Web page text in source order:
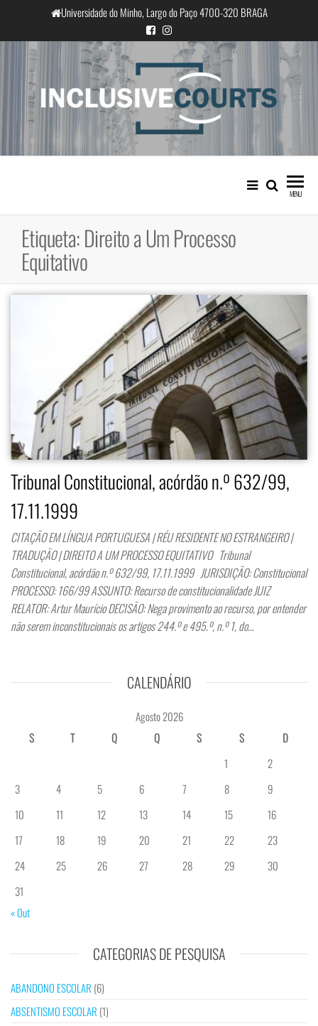
o
conteúdo
Universidade do Minho, Largo do Paço 4700-320 BRAGA
InclusiveCourts
Igualdade e diferença cultural na
prática judicial portuguesa
MENU
Etiqueta:Direito a Um Processo
Equitativo
Tribunal Constitucional, acórdão n.º 632/99,
17.11.1999
CITAÇÃO EM LÍNGUA PORTUGUESA | RÉU RESIDENTE NO ESTRANGEIRO |
TRADUÇÃO | DIREITO A UM PROCESSO EQUITATIVO Tribunal
Constitucional, acórdão n.º 632/99, 17.11.1999 JURISDIÇÃO: Constitucional
PROCESSO: 166/99 ASSUNTO: Recurso de constitucionalidade JUIZ
RELATOR: Artur Maurício DECISÃO: Nega provimento ao recurso, por entender
não serem inconstitucionais os artigos 244.º e 495.º, n.º 1, do…
CALENDÁRIO
Agosto 2026
S
T Q Q S S
D
1
2
3
4 5 6 7 8
9
10
11 12 13 14 15
16
17
18 19 20 21 22
23
24
25 26 27 28 29
30
31
« Out
CATEGORIAS DE PESQUISA
ABANDONO ESCOLAR (6)
ABSENTISMO ESCOLAR (1)